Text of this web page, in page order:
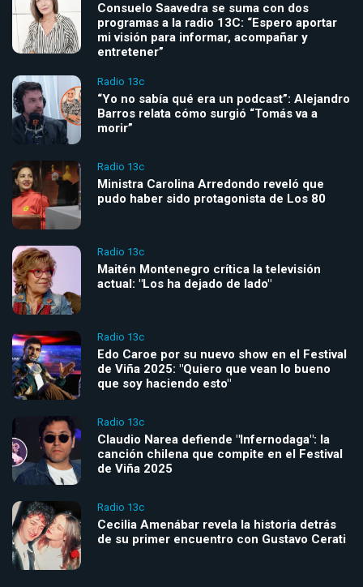
Consuelo Saavedra se suma con dos
programas a la radio 13C: “Espero aportar
mi visión para informar, acompañar y
entretener”
Radio 13c
“Yo no sabía qué era un podcast”: Alejandro
Barros relata cómo surgió “Tomás va a
morir”
Radio 13c
Ministra Carolina Arredondo reveló que
pudo haber sido protagonista de Los 80
Radio 13c
Maitén Montenegro crítica la televisión
actual: "Los ha dejado de lado"
Radio 13c
Edo Caroe por su nuevo show en el Festival
de Viña 2025: "Quiero que vean lo bueno
que soy haciendo esto"
Radio 13c
Claudio Narea defiende "Infernodaga": la
canción chilena que compite en el Festival
de Viña 2025
Radio 13c
Cecilia Amenábar revela la historia detrás
de su primer encuentro con Gustavo Cerati